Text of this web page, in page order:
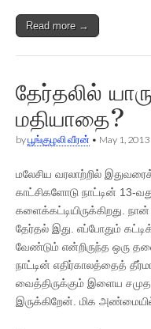
Read more →
தேர்தலில்
மதியாதை?
byபூங்குழலி வீரன் • May 1, 2013
மலேசிய வரலாற்றில்
காட்சிகளோடு நாட்டின் 13-
களைக்கட்டியிருக்கிறது.
தேர்தல் இது. எப்போதும்
வேண்டும் என்றிருந்த ஒரு
நாட்டின் எதிர்காலத்தைத்
வைத்திருக்கும் இளைய
இருக்கிறேன். மிக